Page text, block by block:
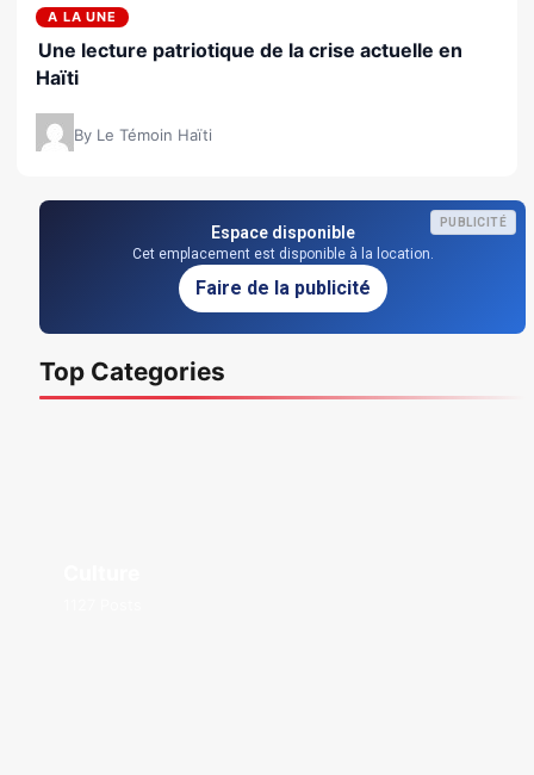
A LA UNE
Une lecture patriotique de la crise actuelle en
Haïti
By Le Témoin Haïti
PUBLICITÉ
Espace disponible
Cet emplacement est disponible à la location.
Faire de la publicité
Top Categories